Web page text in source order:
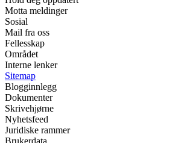
Motta meldinger
Sosial
Mail fra oss
Fellesskap
Området
Interne lenker
Sitemap
Blogginnlegg
Dokumenter
Skrivehjørne
Nyhetsfeed
Juridiske rammer